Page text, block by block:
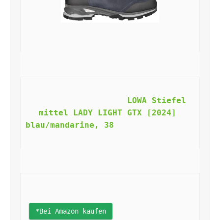
LOWA Stiefel
mittel LADY LIGHT GTX [2024]
*Bei Amazon kaufen